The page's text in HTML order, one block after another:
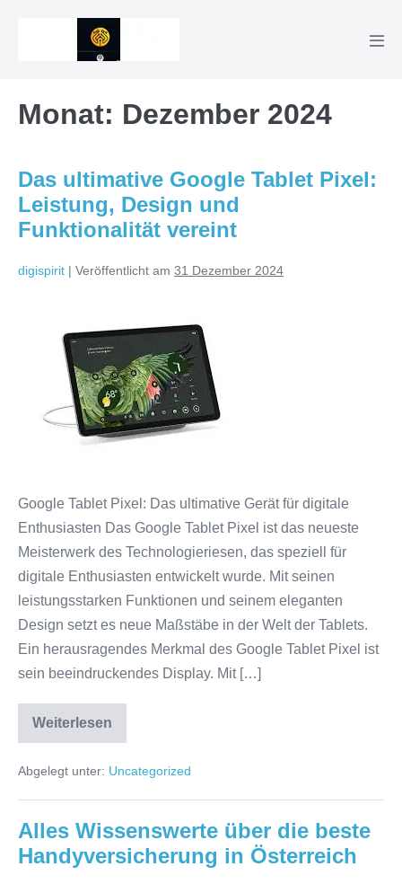
Monat: Dezember 2024
Das ultimative Google Tablet Pixel:
Leistung, Design und
Funktionalität vereint
digispirit | Veröffentlicht am 31 Dezember 2024
ultimative
Pixel:
Leistung,
Funktionalität
vereint
Google Tablet Pixel: Das ultimative Gerät für digitale
Enthusiasten Das Google Tablet Pixel ist das neueste
Meisterwerk des Technologieriesen, das speziell für
digitale Enthusiasten entwickelt wurde. Mit seinen
leistungsstarken Funktionen und seinem eleganten
Design setzt es neue Maßstäbe in der Welt der Tablets.
Ein herausragendes Merkmal des Google Tablet Pixel ist
sein beeindruckendes Display. Mit […]
Weiterlesen
Das
ultimative
Tablet
Leistung,
und
vereint
Abgelegt unter: Uncategorized
Alles Wissenswerte über die beste
Handyversicherung in Österreich